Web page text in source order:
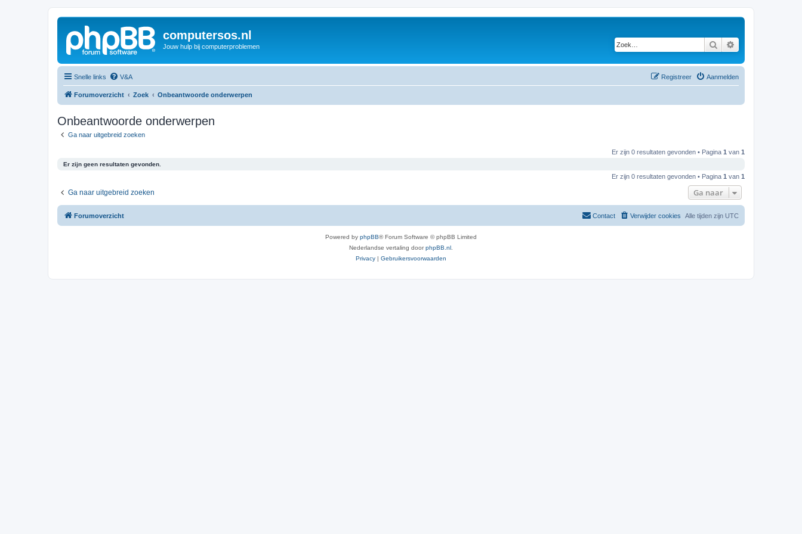
computersos.nl
Jouw hulp bij computerproblemen Zoek
Snelle links V&A Aanmelden
Registreer
Forumoverzicht Zoek Onbeantwoorde onderwerpen
Onbeantwoorde onderwerpen
Ga naar uitgebreid zoeken
Er zijn 0 resultaten gevonden • Pagina 1 van 1
Er zijn geen resultaten gevonden.
Er zijn 0 resultaten gevonden • Pagina 1 van 1
Ga naar uitgebreid zoeken Ga naar
Forumoverzicht Alle tijden zijn UTC
Verwijder cookies
Contact
Powered by phpBB® Forum Software © phpBB Limited
Nederlandse vertaling doorphpBB.nl
Privacy | Gebruikersvoorwaarden